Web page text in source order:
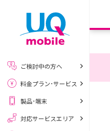
ご検討中の方へ
料金プラン･サービス
製品･端末
対応サービスエリア